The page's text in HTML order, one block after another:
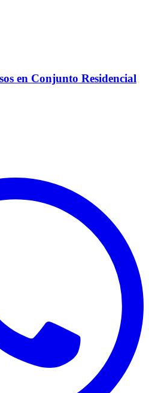
en Conjunto Residencial